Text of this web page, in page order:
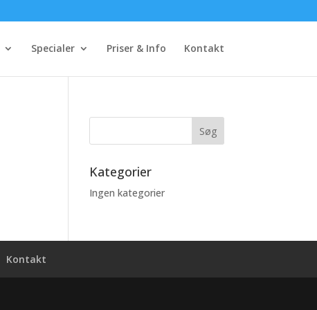
Specialer Priser & Info Kontakt
Kategorier
Ingen kategorier
Kontakt